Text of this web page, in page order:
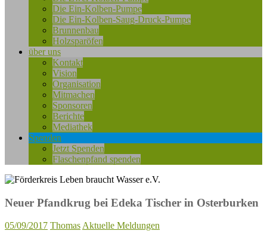
Die Ein-Kolben-Pumpe
Die Ein-Kolben-Saug-Druck-Pumpe
Brunnenbau
Holzsparöfen
über uns
Kontakt
Vision
Organisation
Mitmachen
Sponsoren
Berichte
Mediathek
Spenden
Jetzt Spenden
Flaschenpfand spenden
Neuer Pfandkrug bei Edeka Tischer in Osterburken
05/09/2017 ThomasAktuelle Meldungen